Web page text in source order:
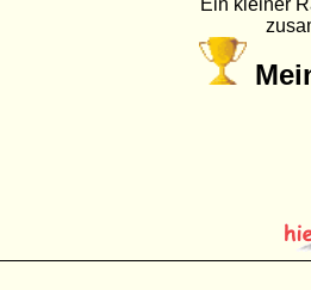
Ein kleiner